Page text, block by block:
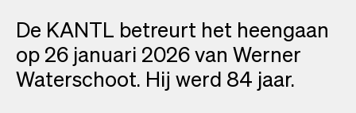
De KANTL betreurt het heengaan
op 26 januari 2026 van Werner
Waterschoot. Hij werd 84 jaar.